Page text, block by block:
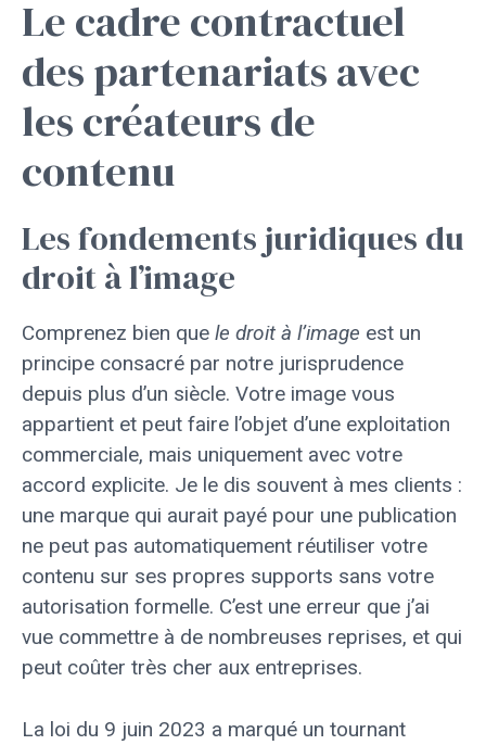
Le cadre contractuel
des partenariats avec
les créateurs de
contenu
Les fondements juridiques du
droit à l’image
Comprenez bien que le droit à l’image est un
principe consacré par notre jurisprudence
depuis plus d’un siècle. Votre image vous
appartient et peut faire l’objet d’une exploitation
commerciale, mais uniquement avec votre
accord explicite. Je le dis souvent à mes clients :
une marque qui aurait payé pour une publication
ne peut pas automatiquement réutiliser votre
contenu sur ses propres supports sans votre
autorisation formelle. C’est une erreur que j’ai
vue commettre à de nombreuses reprises, et qui
peut coûter très cher aux entreprises.
La loi du 9 juin 2023 a marqué un tournant